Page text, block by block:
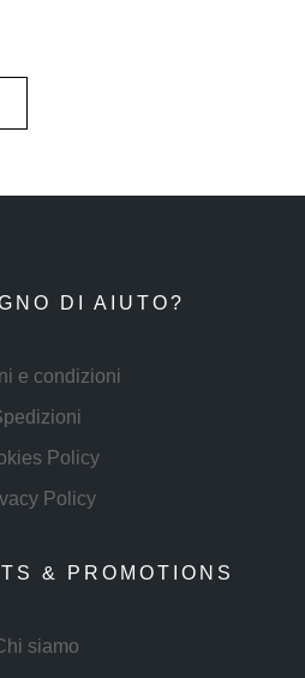
DI AIUTO?
e condizioni
Policy
Policy
& PROMOTIONS
siamo